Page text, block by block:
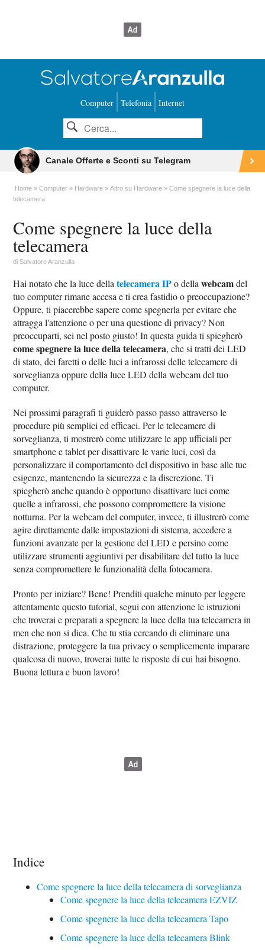
Computer Telefonia Internet
Canale Offerte e Sconti su Telegram
Home Computer Hardware Altro su Hardware
Come spegnere la luce della
telecamera
Come spegnere la luce della
telecamera
diSalvatore Aranzulla
Hai notato che la luce dellatelecamera IPo dellawebcamdel
tuo computer rimane accesa e ti crea fastidio o preoccupazione?
Oppure, ti piacerebbe sapere come spegnerla per evitare che
attragga l'attenzione o per una questione di privacy? Non
preoccuparti, sei nel posto giusto! In questa guida ti spiegherò
come spegnere la luce della telecamera, che si tratti dei LED
di stato, dei faretti o delle luci a infrarossi delle telecamere di
sorveglianza oppure della luce LED della webcam del tuo
computer.
Nei prossimi paragrafi ti guiderò passo passo attraverso le
procedure più semplici ed efficaci. Per le telecamere di
sorveglianza, ti mostrerò come utilizzare le app ufficiali per
smartphone e tablet per disattivare le varie luci, così da
personalizzare il comportamento del dispositivo in base alle tue
esigenze, mantenendo la sicurezza e la discrezione. Ti
spiegherò anche quando è opportuno disattivare luci come
quelle a infrarossi, che possono compromettere la visione
notturna. Per la webcam del computer, invece, ti illustrerò come
agire direttamente dalle impostazioni di sistema, accedere a
funzioni avanzate per la gestione del LED e persino come
utilizzare strumenti aggiuntivi per disabilitare del tutto la luce
senza compromettere le funzionalità della fotocamera.
Pronto per iniziare? Bene! Prenditi qualche minuto per leggere
attentamente questo tutorial, segui con attenzione le istruzioni
che troverai e preparati a spegnere la luce della tua telecamera in
men che non si dica. Che tu stia cercando di eliminare una
distrazione, proteggere la tua privacy o semplicemente imparare
qualcosa di nuovo, troverai tutte le risposte di cui hai bisogno.
Buona lettura e buon lavoro!
Indice
Come spegnere la luce della telecamera di sorveglianza
Come spegnere la luce della telecamera EZVIZ
Come spegnere la luce della telecamera Tapo
Come spegnere la luce della telecamera Blink